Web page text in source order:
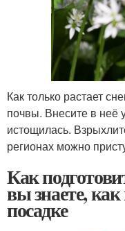
Как только растает
почвы. Внесите в неё
истощилась.
регионах можно
Как
вы знаете,
посадке